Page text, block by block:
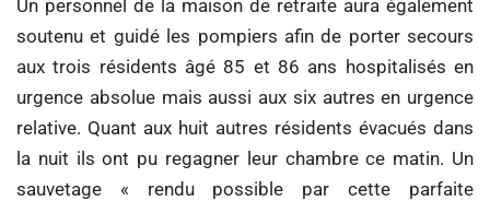
Un personnel de la maison de retraite aura également
soutenu et guidé les pompiers afin de porter secours
aux trois résidents âgé 85 et 86 ans hospitalisés en
urgence absolue mais aussi aux six autres en urgence
relative. Quant aux huit autres résidents évacués dans
la nuit ils ont pu regagner leur chambre ce matin. Un
sauvetage « rendu possible par cette parfaite